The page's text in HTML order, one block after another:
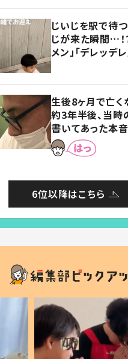
じいじを駅で待
じが来た瞬間…！
メン」「デレッデ
生後8ヶ月で亡
約3年半後、当
書いてあった本
6位以降はこちら